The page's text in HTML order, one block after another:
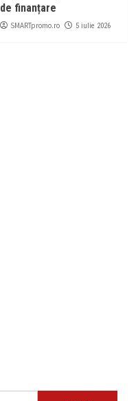
de finanțare
SMARTpromo.ro 5 iulie 2026